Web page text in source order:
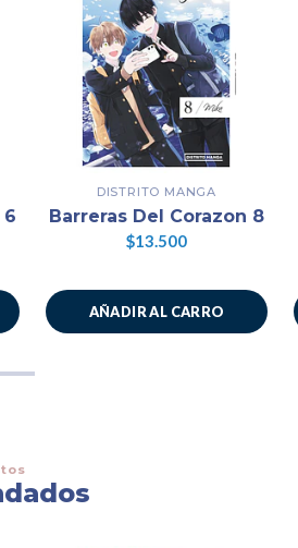
6
DISTRITO MANGA
Barreras Del Corazon 8
$13.500
AÑADIR AL CARRO